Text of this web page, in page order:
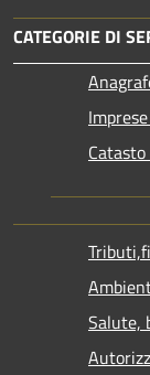
CATEGORIE DI
Salute,